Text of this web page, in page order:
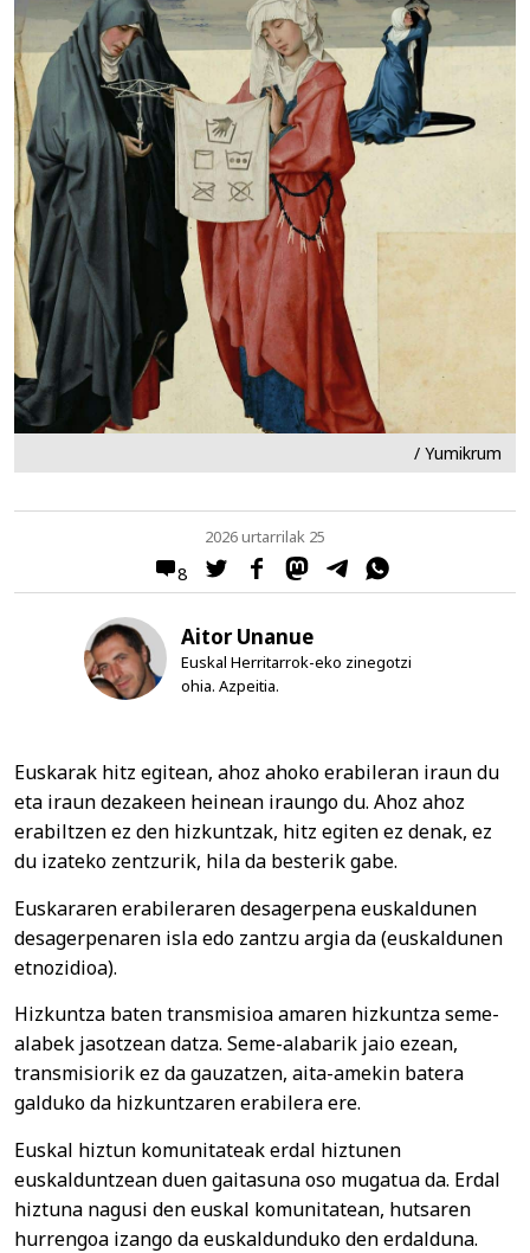
/ Yumikrum
8
2026 urtarrilak 25
Aitor Unanue
Euskal Herritarrok-eko zinegotzi
ohia. Azpeitia.
Euskarak hitz egitean, ahoz ahoko erabileran iraun du
eta iraun dezakeen heinean iraungo du. Ahoz ahoz
erabiltzen ez den hizkuntzak, hitz egiten ez denak, ez
du izateko zentzurik, hila da besterik gabe.
Euskararen erabileraren desagerpena euskaldunen
desagerpenaren isla edo zantzu argia da (euskaldunen
etnozidioa).
Hizkuntza baten transmisioa amaren hizkuntza seme-
alabek jasotzean datza. Seme-alabarik jaio ezean,
transmisiorik ez da gauzatzen, aita-amekin batera
galduko da hizkuntzaren erabilera ere.
Euskal hiztun komunitateak erdal hiztunen
euskalduntzean duen gaitasuna oso mugatua da. Erdal
hiztuna nagusi den euskal komunitatean, hutsaren
hurrengoa izango da euskaldunduko den erdalduna.